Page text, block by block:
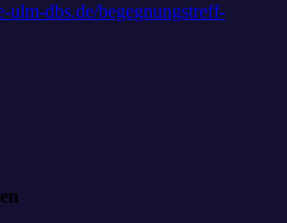
ulm-dbs.de/begegnungstreff-